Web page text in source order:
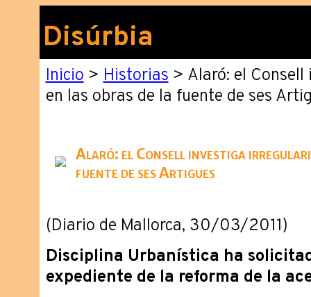
Disúrbia
Inicio>Historias> Alaró: el Consell
en las obras de la fuente de ses
Alaró: el Consell investiga
fuente de ses Artigues
(Diario de Mallorca, 30/03/2011)
Disciplina Urbanística ha
expediente de la reforma de la